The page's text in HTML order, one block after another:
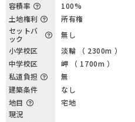
容積率
100%
土地権利
所有権
セットバ
ック
無し
小学校区
淡輪 （ 2300m ）
中学校区
岬 （ 1700m ）
私道負担
無
建築条件
なし
地目
宅地
現況